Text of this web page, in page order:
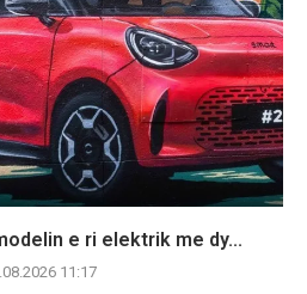
e ri elektrik me dy...
11:17